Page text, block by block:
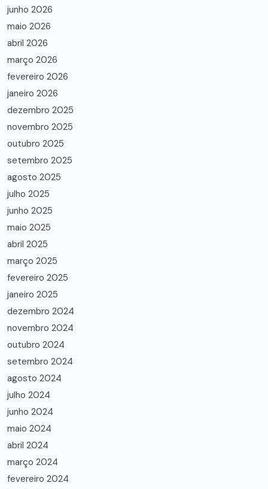
junho 2026
maio 2026
abril 2026
março 2026
fevereiro 2026
janeiro 2026
dezembro 2025
novembro 2025
outubro 2025
setembro 2025
agosto 2025
julho 2025
junho 2025
maio 2025
abril 2025
março 2025
fevereiro 2025
janeiro 2025
dezembro 2024
novembro 2024
outubro 2024
setembro 2024
agosto 2024
julho 2024
junho 2024
maio 2024
abril 2024
março 2024
fevereiro 2024